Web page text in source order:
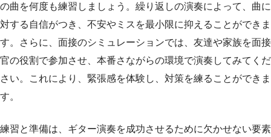
の曲を何度も練習しましょう。繰り返しの演奏によって、曲に
対する自信がつき、不安やミスを最小限に抑えることができま
す。さらに、面接のシミュレーションでは、友達や家族を面接
官の役割で参加させ、本番さながらの環境で演奏してみてくだ
さい。これにより、緊張感を体験し、対策を練ることができま
す。
練習と準備は、ギター演奏を成功させるために欠かせない要素